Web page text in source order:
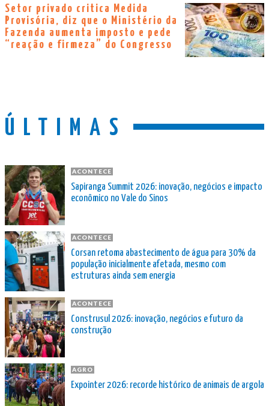
Setor privado critica Medida
Provisória, diz que o Ministério da
Fazenda aumenta imposto e pede
“reação e firmeza” do Congresso
ÚLTIMAS
ACONTECE
Sapiranga Summit 2026: inovação, negócios e impacto
econômico no Vale do Sinos
ACONTECE
Corsan retoma abastecimento de água para 30% da
população inicialmente afetada, mesmo com
estruturas ainda sem energia
ACONTECE
Construsul 2026: inovação, negócios e futuro da
construção
AGRO
Expointer 2026: recorde histórico de animais de argola